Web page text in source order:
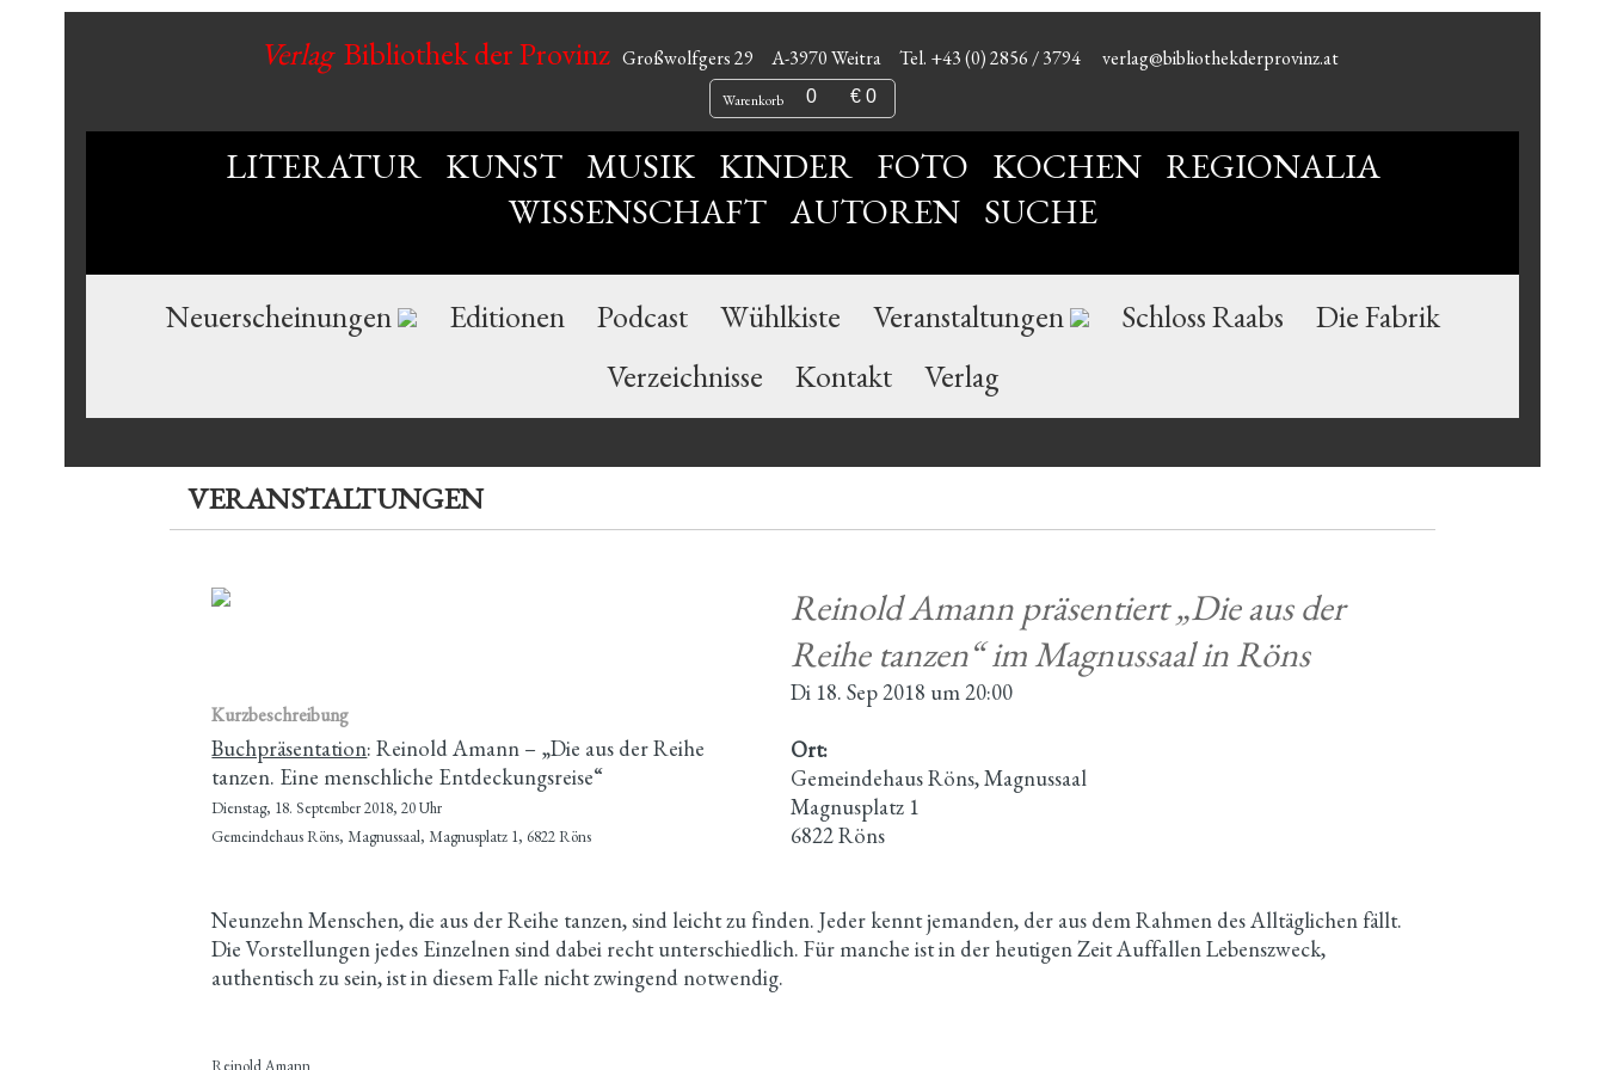
VerlagBibliothek der Provinz Großwolfgers 29 A-3970 Weitra Tel. +43 (0) 2856 / 3794 verlag@bibliothekderprovinz.at
Warenkorb 0 € 0
LITERATUR KUNST MUSIK KINDER FOTO KOCHEN REGIONALIA
WISSENSCHAFT AUTOREN SUCHE
Neuerscheinungen Editionen Podcast Wühlkiste Veranstaltungen Schloss Raabs
Die Fabrik
Verzeichnisse
Kontakt Verlag
VERANSTALTUNGEN
Reinold Amann präsentiert „Die aus der
Reihe tanzen“ im Magnussaal in Röns
Di 18. Sep 2018 um 20:00
Ort:
Gemeindehaus Röns, Magnussaal
Magnusplatz 1
6822 Röns
Kurzbeschreibung
Buchpräsentation: Reinold Amann – „Die aus der Reihe
tanzen. Eine menschliche Entdeckungsreise“
Dienstag, 18. September 2018, 20 Uhr
Gemeindehaus Röns, Magnussaal, Magnusplatz 1, 6822 Röns
Neunzehn Menschen, die aus der Reihe tanzen, sind leicht zu finden. Jeder kennt jemanden, der aus dem Rahmen des Alltäglichen fällt.
Die Vorstellungen jedes Einzelnen sind dabei recht unterschiedlich. Für manche ist in der heutigen Zeit Auffallen Lebenszweck,
authentisch zu sein, ist in diesem Falle nicht zwingend notwendig.
Reinold Amann